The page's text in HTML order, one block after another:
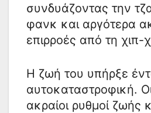
συνδυάζοντας την
φανκ και αργότερα
επιρροές από τη χιπ-
Η ζωή του υπήρξε
αυτοκαταστροφική.
ακραίοι ρυθμοί ζωής